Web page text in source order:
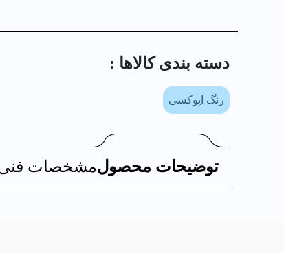
دسته بندی کالا‌ها :
رنگ اپوکسی
توضیحات محصولمشخصات